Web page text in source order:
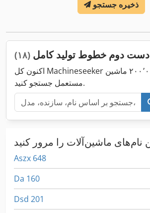
ذخیره جستجو
دست دوم خطوط تولید کامل (۱۸)
اکنون کل Machineseeker را با بیش از ۲۰۰٬۰۰۰ ماشین
مستعمل جستجو کنید.
Aszx 648
Da 160
Dsd 201